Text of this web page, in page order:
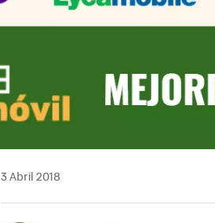
3 Abril 2018